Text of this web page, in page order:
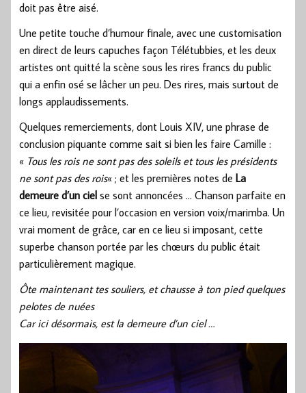
doit pas être aisé.
Une petite touche d’humour finale, avec une customisation
en direct de leurs capuches façon Télétubbies, et les deux
artistes ont quitté la scène sous les rires francs du public
qui a enfin osé se lâcher un peu. Des rires, mais surtout de
longs applaudissements.
Quelques remerciements, dont Louis XIV, une phrase de
conclusion piquante comme sait si bien les faire Camille :
« Tous les rois ne sont pas des soleils et tous les présidents
ne sont pas des rois« ; et les premières notes de La
demeure d’un ciel se sont annoncées … Chanson parfaite en
ce lieu, revisitée pour l’occasion en version voix/marimba. Un
vrai moment de grâce, car en ce lieu si imposant, cette
superbe chanson portée par les chœurs du public était
particulièrement magique.
Ôte maintenant tes souliers, et chausse à ton pied quelques
pelotes de nuées
Car ici désormais, est la demeure d’un ciel …